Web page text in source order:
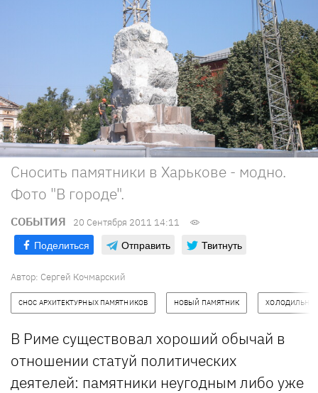
Сносить памятники в Харькове - модно.
Фото "В городе".
СОБЫТИЯ 20 Сентября 2011 14:11
Поделиться Отправить Твитнуть
Автор: Сергей Кочмарский
СНОС АРХИТЕКТУРНЫХ ПАМЯТНИКОВ НОВЫЙ ПАМЯТНИК
В Риме существовал хороший обычай в
отношении статуй политических
деятелей: памятники неугодным либо уже